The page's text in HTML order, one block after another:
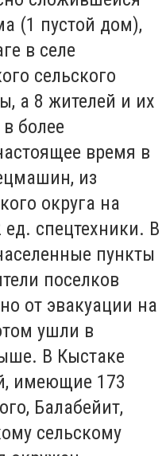
(1 пустой дом),
в селе
сельского
а 8 жителей и их
более
время в
из
округа на
спецтехники. В
пункты
поселков
от эвакуации на
ушли в
В Кыстаке
имеющие 173
Балабейит,
сельскому